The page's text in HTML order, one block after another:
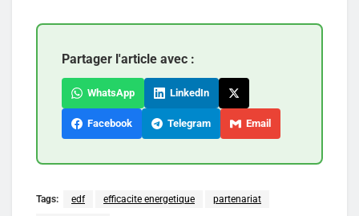
Partager l'article avec :
WhatsApp LinkedIn
Facebook Telegram Email
Tags: edf efficacite energetique partenariat